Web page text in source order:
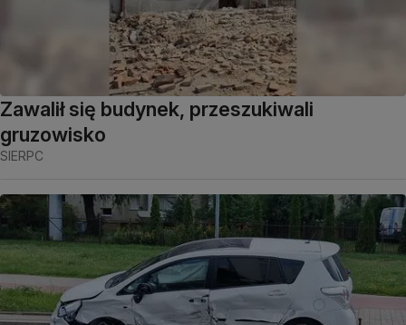
Zawalił się budynek, przeszukiwali
gruzowisko
SIERPC